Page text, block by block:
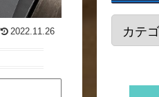
2022.11.26